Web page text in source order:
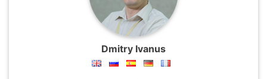
Dmitry Ivanus